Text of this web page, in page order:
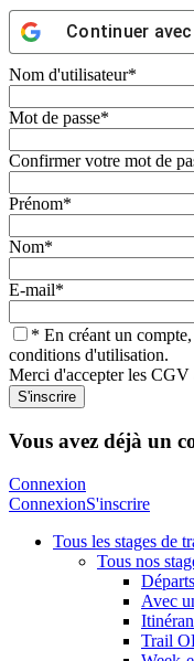
Continuer avec
Nom d'utilisateur*
Mot de passe*
Confirmer votre mot de
Prénom*
Nom*
E-mail*
* En créant un
conditions d'utilisation.
Merci d'accepter les CGV
Vous avez déjà un
Connexion
ConnexionS'inscrire
Tous les stages de
Tous nos
Avec
Trail